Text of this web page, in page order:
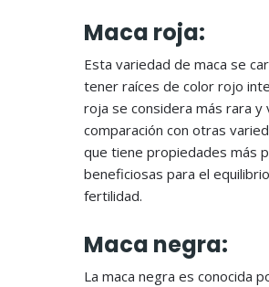
Maca roja:
Esta variedad de maca se
tener raíces de color rojo
roja se considera más rara y
comparación con otras
que tiene propiedades más
beneficiosas para el
fertilidad.
Maca negra:
La maca negra es conocida